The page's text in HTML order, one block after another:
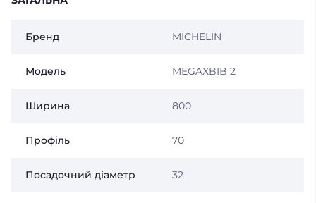
Бренд MICHELIN
Модель MEGAXBIB 2
Ширина 800
Профіль 70
Посадочний діаметр 32